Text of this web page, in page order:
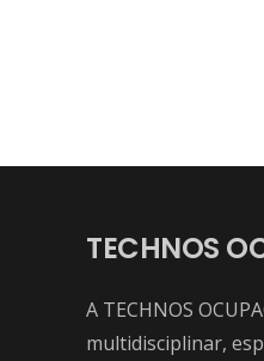
TECHNOS
A TECHNOS
multidisciplinar,